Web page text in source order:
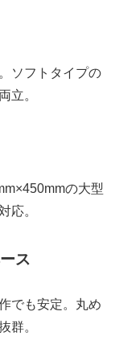
ソフトタイプの
立。
の大型
応。
ス
でも安定。丸め
群。